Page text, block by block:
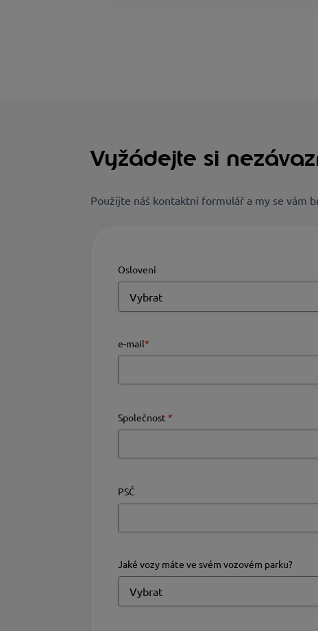
Vyžádejte si
Použijte náš kontaktní formulář a my se vám
Oslovení
e-mail*
Společnost *
PSČ
Jaké vozy máte ve svém vozovém parku?